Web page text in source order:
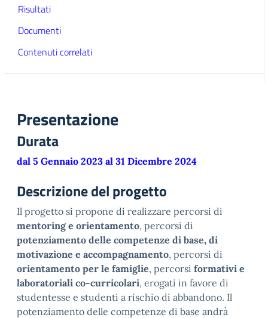
Risultati
Documenti
Contenuti correlati
Presentazione
Durata
dal 5 Gennaio 2023 al 31 Dicembre 2024
Descrizione del progetto
Il progetto si propone di realizzare percorsi di
mentoring e orientamento, percorsi di
potenziamento delle competenze di base, di
motivazione e accompagnamento, percorsi di
orientamento per le famiglie, percorsi formativi e
laboratoriali co-curricolari, erogati in favore di
studentesse e studenti a rischio di abbandono. Il
potenziamento delle competenze di base andrà